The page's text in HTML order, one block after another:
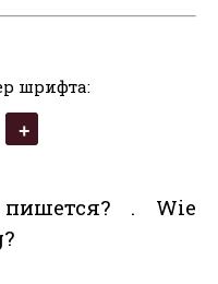
шрифта:
. Wie